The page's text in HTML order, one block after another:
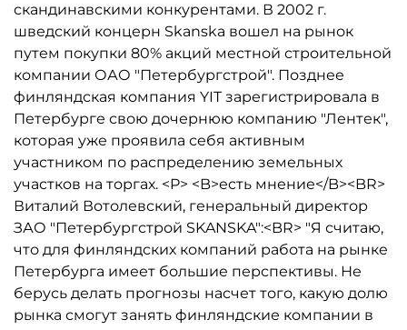
скандинавскими конкурентами. В 2002 г.
шведский концерн Skanska вошел на рынок
путем покупки 80% акций местной строительной
компании ОАО "Петербургстрой". Позднее
финляндская компания YIT зарегистрировала в
Петербурге свою дочернюю компанию "Лентек",
которая уже проявила себя активным
участником по распределению земельных
участков на торгах. <P> <B>есть мнение</B><BR>
Виталий Вотолевский, генеральный директор
ЗАО "Петербургстрой SKANSKA":<BR> "Я считаю,
что для финляндских компаний работа на рынке
Петербурга имеет большие перспективы. Не
берусь делать прогнозы насчет того, какую долю
рынка смогут занять финляндские компании в